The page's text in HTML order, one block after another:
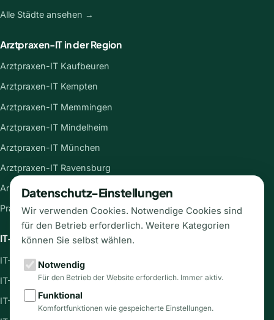
Alle Städte ansehen →
Arztpraxen-IT in der Region
Arztpraxen-IT Kaufbeuren
Arztpraxen-IT Kempten
Arztpraxen-IT Memmingen
Arztpraxen-IT Mindelheim
Arztpraxen-IT München
Arztpraxen-IT Ravensburg
Arztpraxen-IT Ulm
Praxis-IT Übersicht →
IT-Systemhaus in der Region
IT-Systemhaus Kaufbeuren
IT-Systemhaus Kempten
IT-Systemhaus Mindelheim
Datenschutz-Einstellungen
Wir verwenden Cookies. Notwendige Cookies sind
für den Betrieb erforderlich. Weitere Kategorien
können Sie selbst wählen.
Notwendig
Für den Betrieb der Website erforderlich. Immer aktiv.
Funktional
Komfortfunktionen wie gespeicherte Einstellungen.